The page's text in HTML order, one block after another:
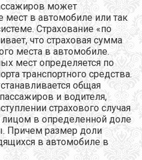
может
мест в автомобиле или так
Страхование «по
что страховая сумма
места в автомобиле.
мест определяется по
транспортного средства.
общая
и водителя,
страхового случая
лицом в определенной доле
Причем размер доли
в автомобиле в